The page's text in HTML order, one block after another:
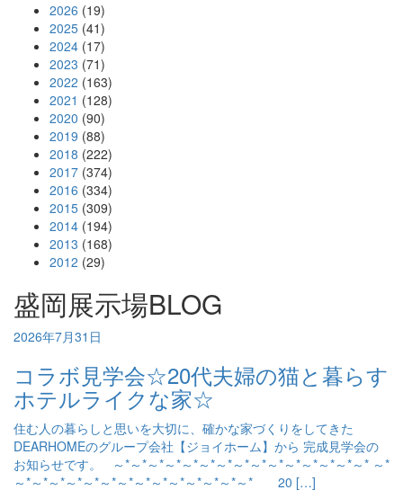
2026 (19)
2025 (41)
2024 (17)
2023 (71)
2022 (163)
2021 (128)
2020 (90)
2019 (88)
2018 (222)
2017 (374)
2016 (334)
2015 (309)
2014 (194)
2013 (168)
2012 (29)
盛岡展示場BLOG
2026年7月31日
コラボ見学会☆20代夫婦の猫と暮らす
ホテルライクな家☆
住む人の暮らしと思いを大切に、確かな家づくりをしてきた
DEARHOMEのグループ会社【ジョイホーム】から 完成見学会の
お知らせです。 ～*～*～*～*～*～*～*～*～*～*～*～*～*～*～* ～*
～*～*～*～*～*～*～*～*～*～*～*～*～*～* 20 […]